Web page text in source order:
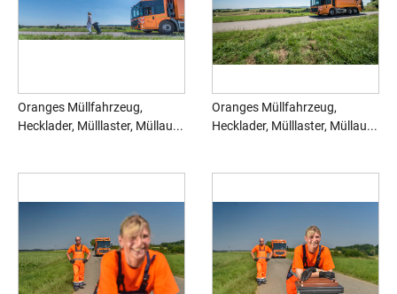
Oranges Müllfahrzeug,
Hecklader, Mülllaster, Müllau...
Oranges Müllfahrzeug,
Hecklader, Mülllaster, Müllau...